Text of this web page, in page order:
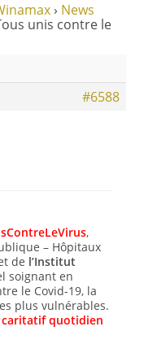
› News
unis contre le
#6588
,
– Hôpitaux
de l’Institut
soignant en
le Covid-19, la
plus vulnérables.
caritatif quotidien